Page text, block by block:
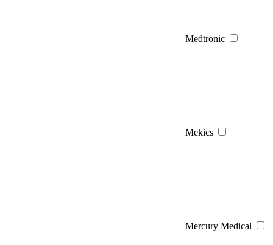
Medtronic
Mekics
Mercury Medical